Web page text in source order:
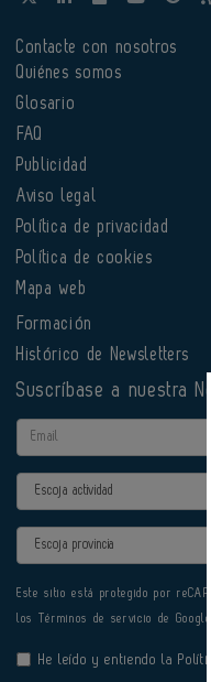
Contacte con nosotros
Quiénes somos
Glosario
FAQ
Publicidad
Aviso legal
Política de privacidad
Política de cookies
Mapa web
Formación
Histórico de Newsletters
Suscríbase a nuestra
Email
Actividad
Provincia
Este sitio está protegido por
los Términos de servicio de Google.
He leído y entiendo la